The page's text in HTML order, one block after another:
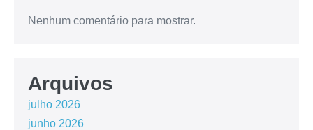
Nenhum comentário para mostrar.
Arquivos
julho 2026
junho 2026